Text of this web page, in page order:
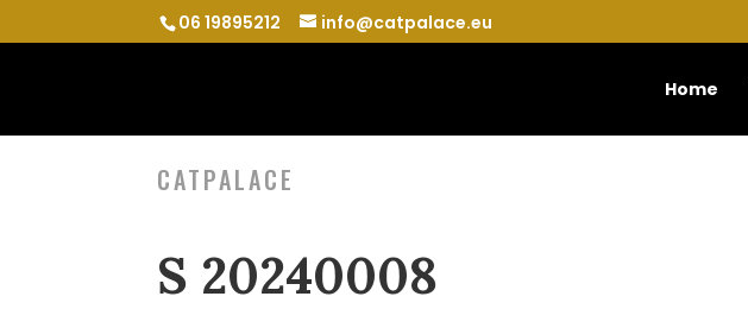
06 19895212 info@catpalace.eu
Home
CATPALACE
S 20240008